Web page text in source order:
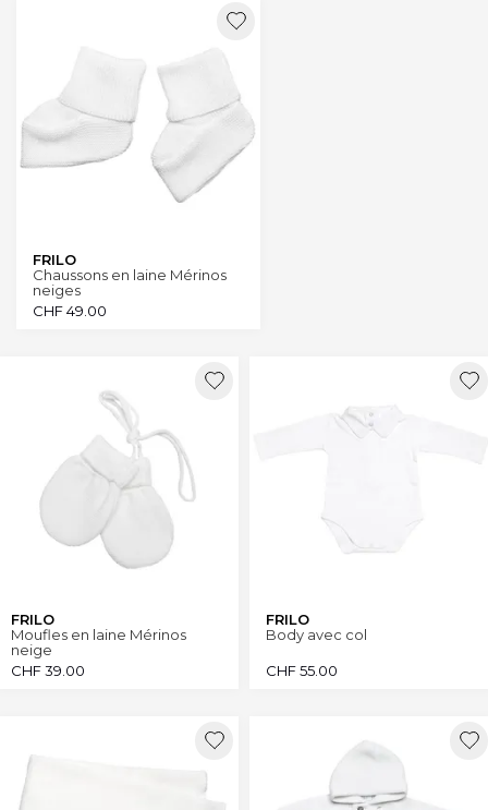
FRILO
Chaussons en laine Mérinos
neiges
CHF49.00
FRILO
Moufles en laine Mérinos
neige
CHF39.00
FRILO
Body avec col
CHF55.00